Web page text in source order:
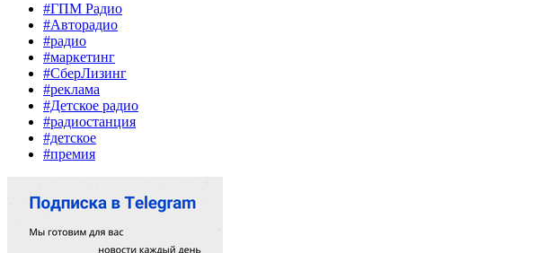
#ГПМ Радио
#Авторадио
#радио
#маркетинг
#СберЛизинг
#реклама
#Детское радио
#радиостанция
#детское
#премия